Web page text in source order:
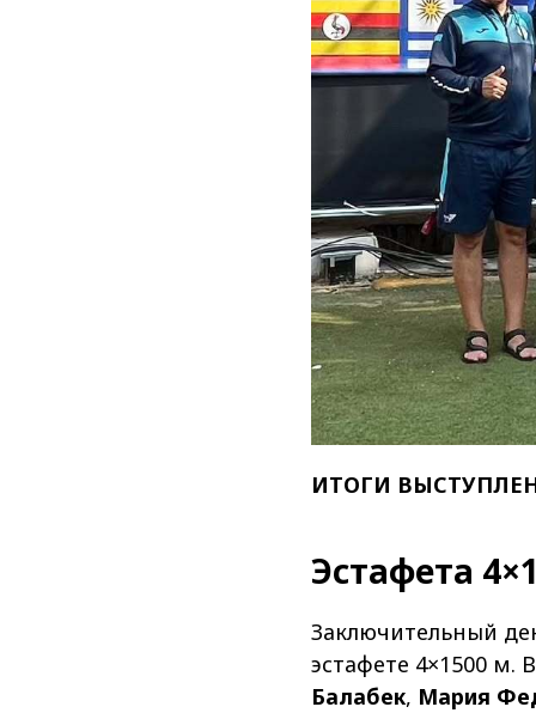
ИТОГИ
Эстафета
Заключительный
эстафете 4×1500 м.
Балабек, Мария